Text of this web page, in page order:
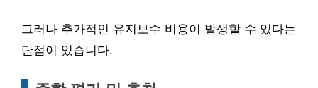
그러나 추가적인 유지보수 비용이 발생할 수 있다는
단점이 있습니다.